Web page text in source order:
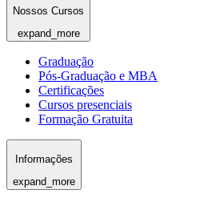
Nossos Cursos
expand_more
Graduação
Pós-Graduação e MBA
Certificações
Cursos presenciais
Formação Gratuita
Informações
expand_more